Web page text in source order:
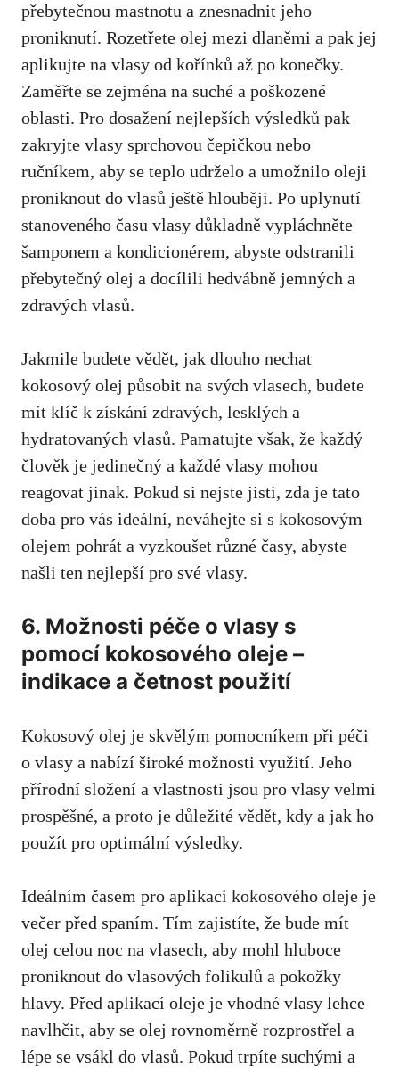
přebytečnou mastnotu a znesnadnit jeho
proniknutí. Rozetřete olej mezi dlaněmi a pak jej
aplikujte na vlasy od kořínků až po konečky.
Zaměřte se zejména na suché a poškozené
oblasti. Pro dosažení nejlepších výsledků pak
zakryjte vlasy sprchovou čepičkou nebo
ručníkem, aby se teplo udrželo a umožnilo oleji
proniknout do vlasů ještě hlouběji. Po uplynutí
stanoveného času vlasy důkladně vypláchněte
šamponem a kondicionérem, abyste odstranili
přebytečný olej a docílili hedvábně jemných a
zdravých vlasů.
Jakmile budete vědět, jak dlouho nechat
kokosový olej působit na svých vlasech, budete
mít klíč k získání zdravých, lesklých a
hydratovaných vlasů. Pamatujte však, že každý
člověk je jedinečný a každé vlasy mohou
reagovat jinak. Pokud si nejste jisti, zda je tato
doba pro vás ideální, neváhejte si s kokosovým
olejem pohrát a vyzkoušet různé časy, abyste
našli ten nejlepší pro své vlasy.
6. Možnosti péče o vlasy s
pomocí kokosového oleje –
indikace a četnost použití
Kokosový olej je skvělým pomocníkem při péči
o vlasy a nabízí široké možnosti využití. Jeho
přírodní složení a vlastnosti jsou pro vlasy velmi
prospěšné, a proto je důležité vědět, kdy a jak ho
použít pro optimální výsledky.
Ideálním časem pro aplikaci kokosového oleje je
večer před spaním. Tím zajistíte, že bude mít
olej celou noc na vlasech, aby mohl hluboce
proniknout do vlasových folikulů a pokožky
hlavy. Před aplikací oleje je vhodné vlasy lehce
navlhčit, aby se olej rovnoměrně rozprostřel a
lépe se vsákl do vlasů. Pokud trpíte suchými a